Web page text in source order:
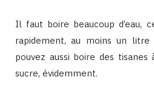
Il faut boire beaucoup d’eau,
rapidement, au moins un
pouvez aussi boire des
sucre, évidemment.